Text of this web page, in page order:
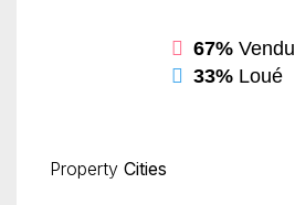
67% Vendu
33% Loué
Property Cities